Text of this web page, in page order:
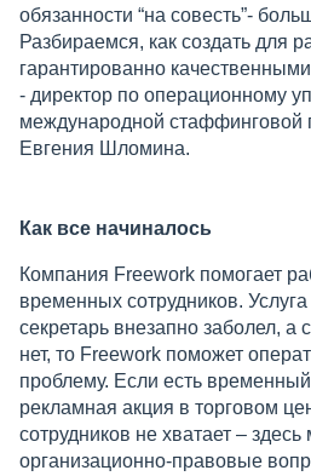
обязанности “на совесть”-
Разбираемся, как создать для
гарантированно
- директор по операционному
международной стаффинговой
Евгения Шломина.
Как все начиналось
Компания Freework помогает
временных сотрудников.
секретарь внезапно заболел, а
нет, то Freework поможет
проблему. Если есть
рекламная акция в торговом
сотрудников не хватает –
организационно-правовые